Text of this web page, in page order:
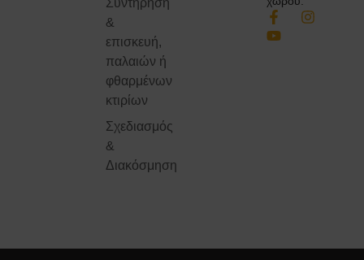
Συντήρηση
&
επισκευή,
παλαιών ή
φθαρμένων
κτιρίων
Σχεδιασμός
&
Διακόσμηση